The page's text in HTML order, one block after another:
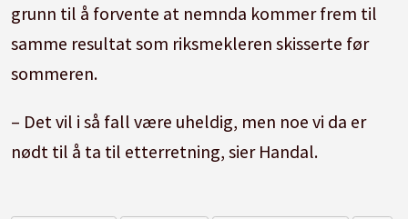
grunn til å forvente at nemnda kommer frem til
samme resultat som riksmekleren skisserte før
sommeren.
– Det vil i så fall være uheldig, men noe vi da er
nødt til å ta til etterretning, sier Handal.